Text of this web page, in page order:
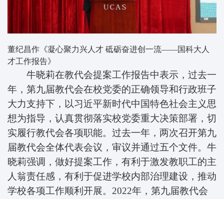
董纪昌作《凝心聚力兴人才 砥砺奋进创一流——国科大人
才工作报告》
牛晓莉在教代会提案工作报告中表示，过去一
年，第九届教代会在校党委的正确领导和行政班子
大力支持下，以习近平新时代中国特色社会主义思
想为指导，认真贯彻落实校党委重大决策部署，切
实履行教代会各项职能。过去一年，两次召开第九
届教代会全体代表会议，审议并通过五个文件。牛
晓莉强调，做好提案工作，有利于激发教职工的主
人翁责任感，有利于促进学校内部治理建设，推动
学校各项工作顺利开展。2022年，第九届教代会